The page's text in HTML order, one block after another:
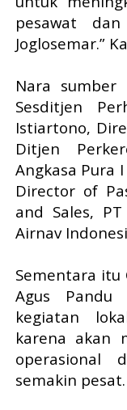
pesawat
Joglosemar.”
Nara
Sesditjen
Istiartono,
Ditjen
Angkasa Pura
Director of
and Sales,
Airnav
Sementara itu
Agus Pandu
kegiatan
karena akan
operasional
semakin pesat.